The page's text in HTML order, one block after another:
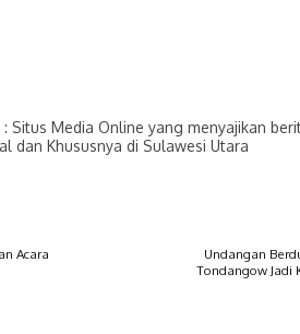
Situs Media Online yang menyajikan
dan Khususnya di Sulawesi Utara
Acara
Undangan
Tondangow Jadi